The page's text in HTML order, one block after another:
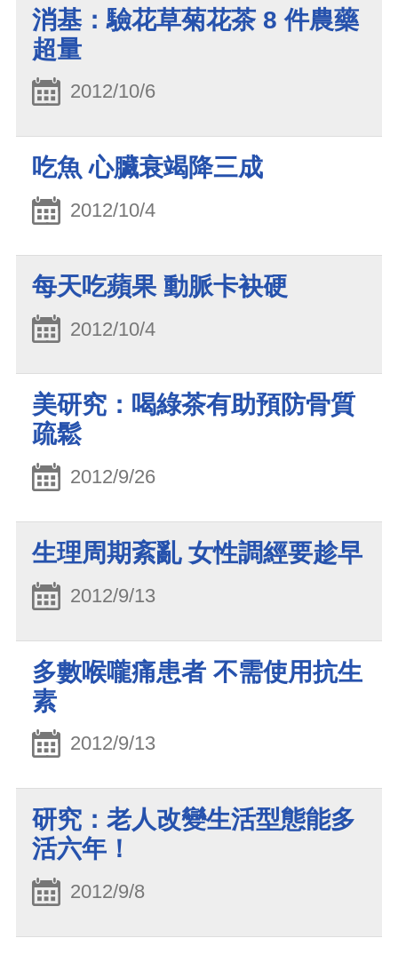
消基：驗花草菊花茶 8 件農藥
超量
2012/10/6
吃魚 心臟衰竭降三成
2012/10/4
每天吃蘋果 動脈卡袂硬
2012/10/4
美研究：喝綠茶有助預防骨質
疏鬆
2012/9/26
生理周期紊亂 女性調經要趁早
2012/9/13
多數喉嚨痛患者 不需使用抗生
素
2012/9/13
研究：老人改變生活型態能多
活六年！
2012/9/8